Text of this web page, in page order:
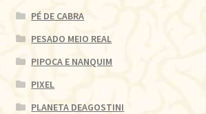
PÉ DE CABRA
PESADO MEIO REAL
PIPOCA E NANQUIM
PIXEL
PLANETA DEAGOSTINI